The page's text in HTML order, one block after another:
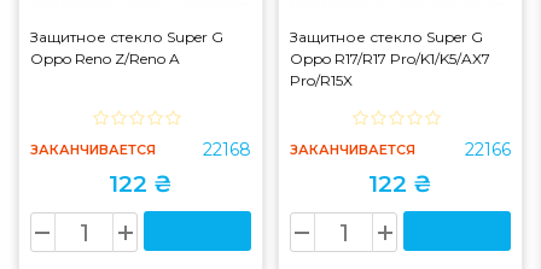
Защитное стекло Super G
Oppo Reno Z/Reno A
ЗАКАНЧИВАЕТСЯ 22168
122 ₴
Защитное стекло Super G
Oppo R17/R17 Pro/K1/K5/AX7
Pro/R15X
ЗАКАНЧИВАЕТСЯ 22166
122 ₴